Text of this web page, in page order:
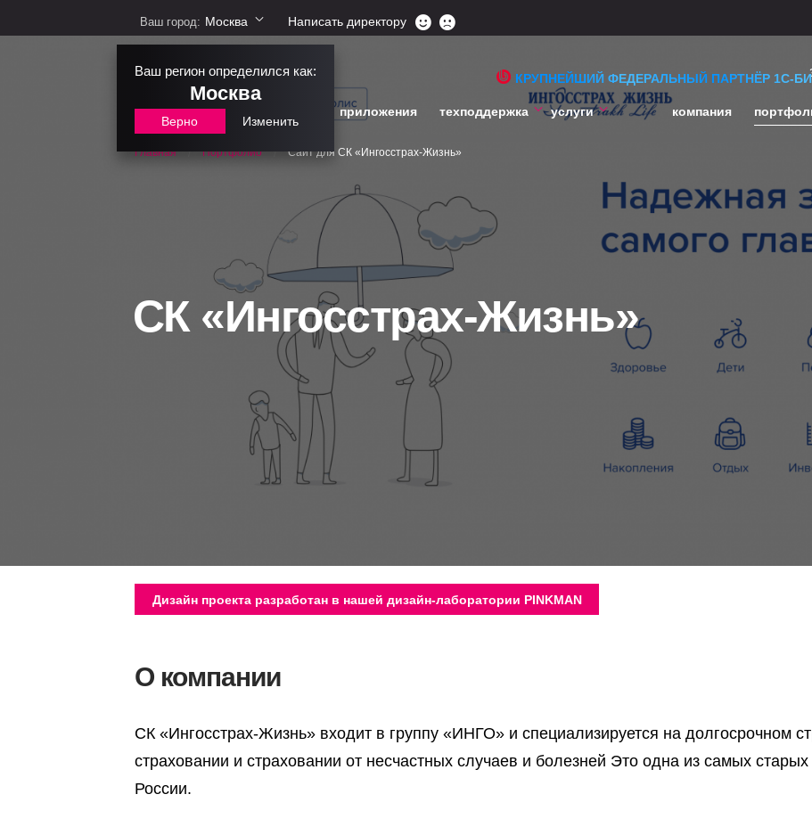
Ваш город: Москва
Ваш регион определился как:
Москва
Верно Изменить
Написать директору
КРУПНЕЙШИЙ ФЕДЕРАЛЬНЫЙ ПАРТНЁР 1С-
сайты интернет-магазины приложения техподдержка услуги компания
Главная / Портфолио / Сайт для СК «Ингосстрах-Жизнь»
СК «Ингосстрах-Жизнь»
Дизайн проекта разработан в нашей дизайн-лаборатории PINKMAN
О компании
СК «Ингосстрах-Жизнь» входит в группу «ИНГО» и специализируется на долгосрочном
страховании и страховании от несчастных случаев и болезней Это одна из самых
России.